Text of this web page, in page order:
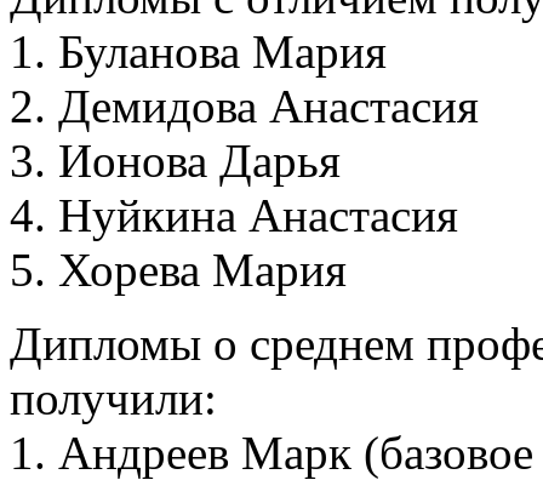
1. Буланова Мария
2. Демидова Анастасия
3. Ионова Дарья
4. Нуйкина Анастасия
5. Хорева Мария
Дипломы о среднем
получили:
1. Андреев Марк